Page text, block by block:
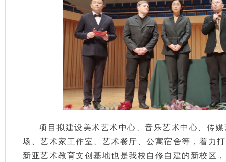
项目拟建设美术艺术中心、音乐艺术中心、传
场、艺术家工作室、艺术餐厅、公寓宿舍等，着力
新亚艺术教育文创基地也是我校自修自建的新校区